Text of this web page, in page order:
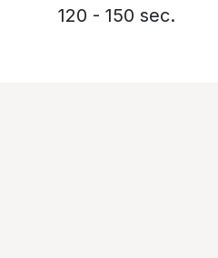
120 - 150 sec.